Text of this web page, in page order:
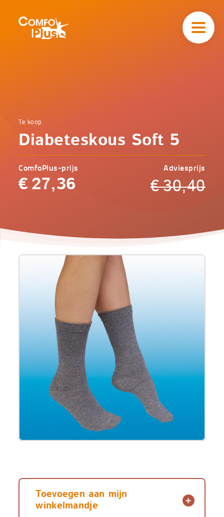
Home
Zorg
Comfoplus
-
Te koop
Diabeteskous Soft 5
ComfoPlus-prijs
€ 27,36
Adviesprijs
€30,40
navigatieComfoPlus
Product
informatie
Diabeteskous
Soft
5
Toevoegen aan mijn
winkelmandje